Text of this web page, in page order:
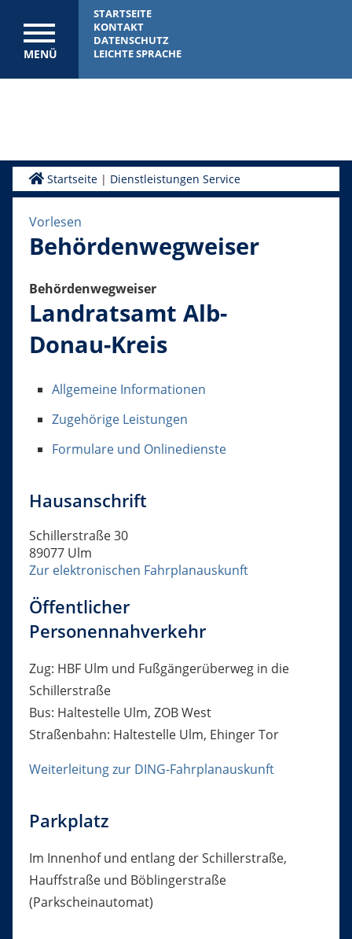
MENÜ
STARTSEITE
KONTAKT
DATENSCHUTZ
LEICHTE SPRACHE
Startseite| Dienstleistungen Service
Vorlesen
Behördenwegweiser
Behördenwegweiser
Landratsamt Alb-
Donau-Kreis
Allgemeine Informationen
Zugehörige Leistungen
Formulare und Onlinedienste
Hausanschrift
Schillerstraße 30
89077 Ulm
Zur elektronischen Fahrplanauskunft
Öffentlicher
Personennahverkehr
Zug: HBF Ulm und Fußgängerüberweg in die
Schillerstraße
Bus: Haltestelle Ulm, ZOB West
Straßenbahn: Haltestelle Ulm, Ehinger Tor
Weiterleitung zur DING-Fahrplanauskunft
Parkplatz
Im Innenhof und entlang der Schillerstraße,
Hauffstraße und Böblingerstraße
(Parkscheinautomat)